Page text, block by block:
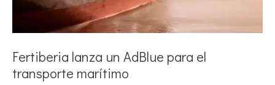
Fertiberia lanza un AdBlue para el
transporte marítimo